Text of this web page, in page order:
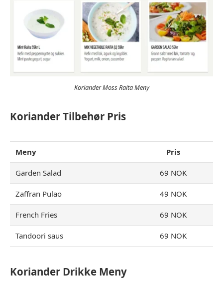
Koriander Moss Raita Meny
Koriander Tilbehør Pris
Meny Pris
Garden Salad 69 NOK
Zaffran Pulao 49 NOK
French Fries 69 NOK
Tandoori saus 69 NOK
Koriander Drikke Meny